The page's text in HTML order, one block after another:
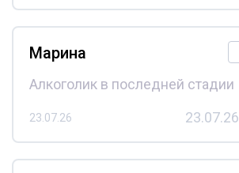
Марина
Алкоголик в последней стадии
23.07.26 23.07.26